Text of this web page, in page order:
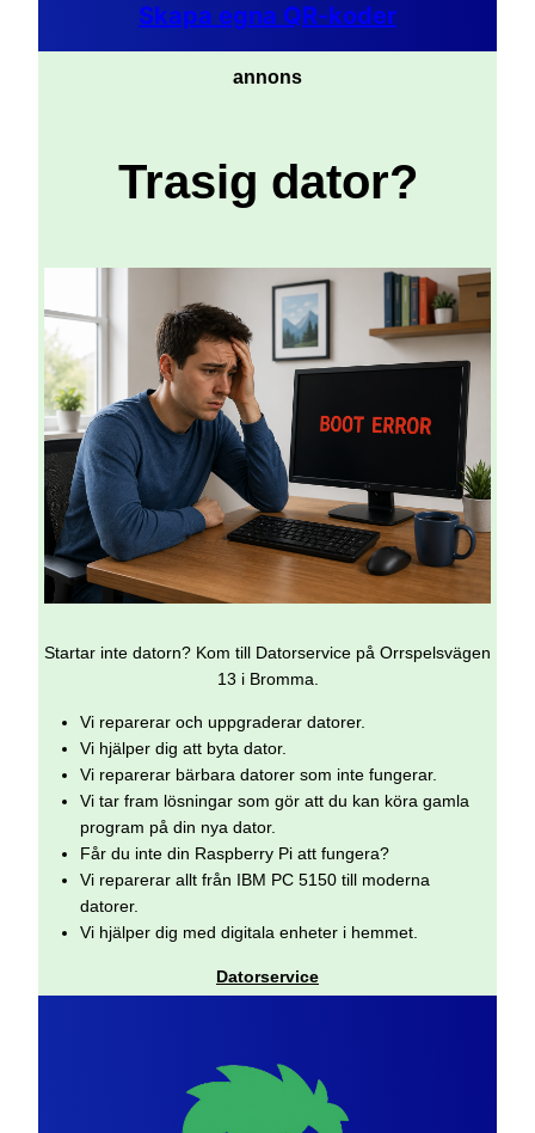
Skapa egna QR-koder
annons
Trasig dator?
Startar inte datorn? Kom till Datorservice på Orrspelsvägen
13 i Bromma.
Vi reparerar och uppgraderar datorer.
Vi hjälper dig att byta dator.
Vi reparerar bärbara datorer som inte fungerar.
Vi tar fram lösningar som gör att du kan köra gamla
program på din nya dator.
Får du inte din Raspberry Pi att fungera?
Vi reparerar allt från IBM PC 5150 till moderna
datorer.
Vi hjälper dig med digitala enheter i hemmet.
Datorservice